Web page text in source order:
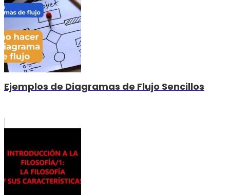
Ejemplos de Diagramas de Flujo Sencillos